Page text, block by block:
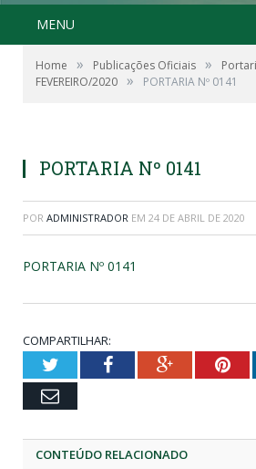
MENU
Home » Publicações Oficiais »
FEVEREIRO/2020 » PORTARIA Nº 0141
PORTARIA Nº 0141
POR ADMINISTRADOR EM 24 DE ABRIL DE 2020
PORTARIA Nº 0141
COMPARTILHAR:
TwitterFacebookGoogle+
Email
CONTEÚDO RELACIONADO